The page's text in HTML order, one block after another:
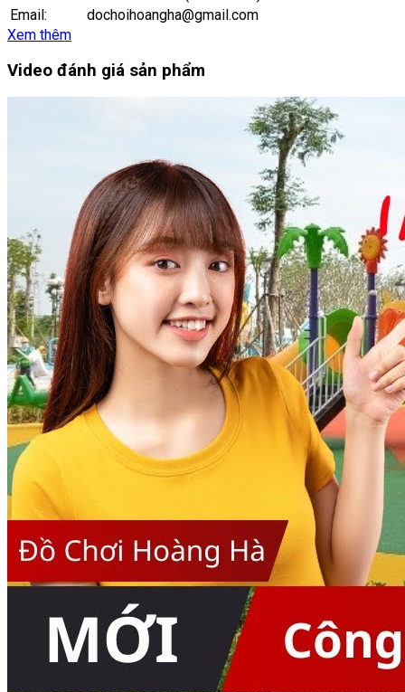
Email:
dochoihoangha@gmail.com
Xem thêm
Video đánh giá sản phẩm